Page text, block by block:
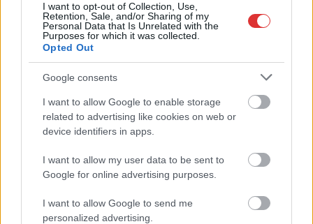
I want to opt-out of Collection, Use,
Retention, Sale, and/or Sharing of my
Personal Data that Is Unrelated with the
Purposes for which it was collected.
Opted Out
Google consents
I want to allow Google to enable storage
related to advertising like cookies on web or
device identifiers in apps.
I want to allow my user data to be sent to
Google for online advertising purposes.
I want to allow Google to send me
personalized advertising.
2026.08.07. Farkas András
Ön szerint hogy készül a hamisítatlan szolnoki
habos isler?
Igazi retró klasszikus desszert, amelyet generációk óta
szeretnek, és amelyet sokan ma is próbálnak otthon
újraalkotni....